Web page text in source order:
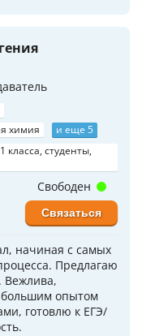
химия
и еще 5
класса, студенты,
начиная с самых
Предлагаю
Вежлива,
большим опытом
готовлю к ЕГЭ/
Свободен
Связаться